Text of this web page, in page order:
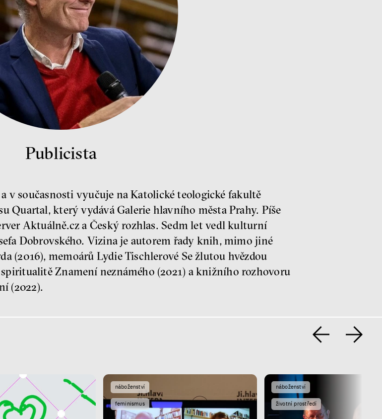
Publicista
v současnosti vyučuje na Katolické teologické fakultě
Quartal, který vydává Galerie hlavního města Prahy. Píše
Aktuálně.cz a Český rozhlas. Sedm let vedl kulturní
Dobrovského. Vizina je autorem řady knih, mimo jiné
(2016), memoárů Lydie Tischlerové Se žlutou hvězdou
Znamení neznámého (2021) a knižního rozhovoru
(2022).
náboženství
feminismus
náboženství
životní prostředí